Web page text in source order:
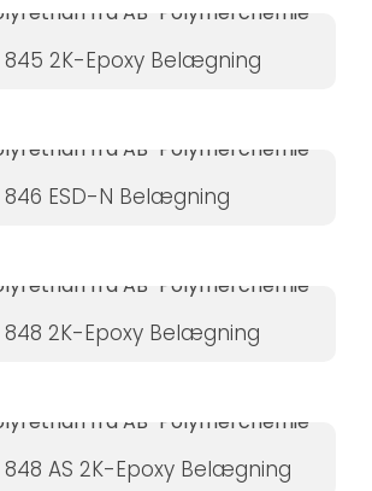
845 2K-Epoxy Belægning
846 ESD-N Belægning
848 2K-Epoxy Belægning
848 AS 2K-Epoxy Belægning